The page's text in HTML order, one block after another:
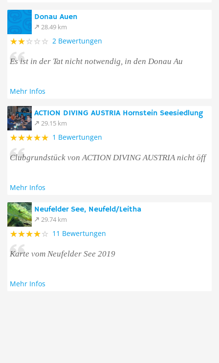
Donau Auen
28.49 km
2 Bewertungen
Es ist in der Tat nicht notwendig, in den Donau Au
Mehr Infos
ACTION DIVING AUSTRIA Hornstein Seesiedlung
29.15 km
1 Bewertungen
Clubgrundstück von ACTION DIVING AUSTRIA nicht öff
Mehr Infos
Neufelder See, Neufeld/Leitha
29.74 km
11 Bewertungen
Karte vom Neufelder See 2019
Mehr Infos